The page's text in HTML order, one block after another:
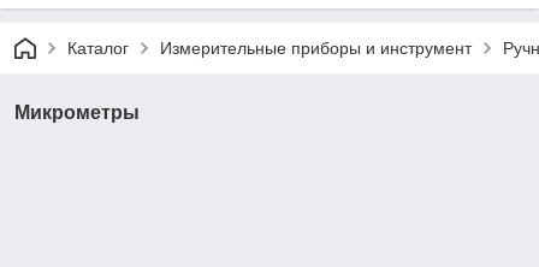
Каталог Измерительные приборы и инструмент
Микрометры